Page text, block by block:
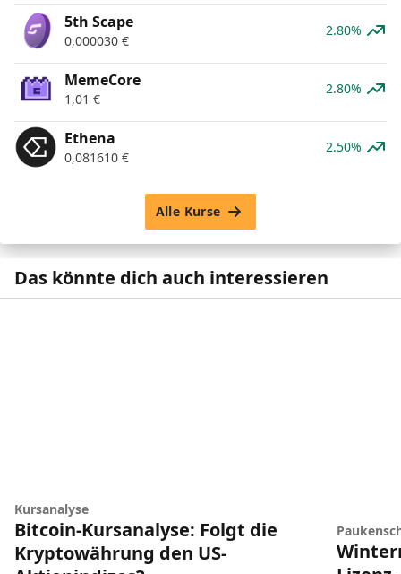
5th Scape
0,000030 €
2.80%
MemeCore
1,01 €
2.80%
Ethena
0,081610 €
2.50%
Alle Kurse
Das könnte dich auch interessieren
Kursanalyse
Bitcoin-Kursanalyse: Folgt die
Kryptowährung den US-